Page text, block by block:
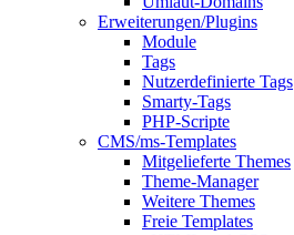
Erweiterungen/Plugins
Module
Tags
Nutzerdefinierte Tags
Smarty-Tags
PHP-Scripte
CMS/ms-Templates
Mitgelieferte Themes
Theme-Manager
Weitere Themes
Freie Templates